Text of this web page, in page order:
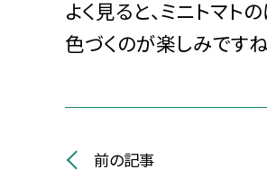
よく見ると、ミニトマト
色づくのが楽しみですね
前の記事